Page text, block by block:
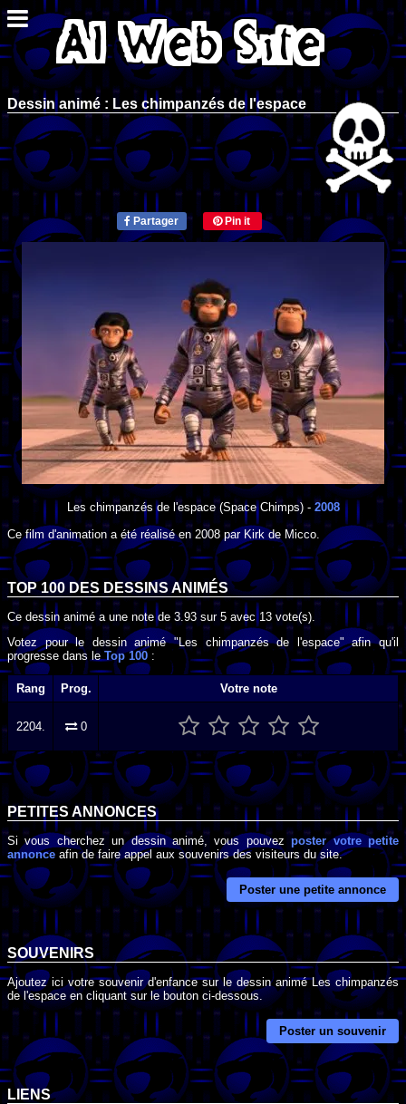
Dessin animé : Les chimpanzés de l'espace
Partager Pin it
Les chimpanzés de l'espace(Space Chimps) - 2008
Ce film d'animation a été réalisé en 2008 par Kirk de Micco
TOP 100 DES DESSINS ANIMÉS
Ce dessin animé a une note de 3.93 sur 5 avec13 vote(s).
Votez pour le dessin animé "Les chimpanzés de l'espace" afin qu'il
progresse dans le Top 100 :
Rang Prog. Votre note
2204. 0
PETITES ANNONCES
Si vous cherchez un dessin animé, vous pouvezposter votre petite
annonce afin de faire appel aux souvenirs des visiteurs du site.
Poster une petite annonce
SOUVENIRS
Ajoutez ici votre souvenir d'enfance sur le dessin animé Les chimpanzés
de l'espace en cliquant sur le bouton ci-dessous.
Poster un souvenir
LIENS